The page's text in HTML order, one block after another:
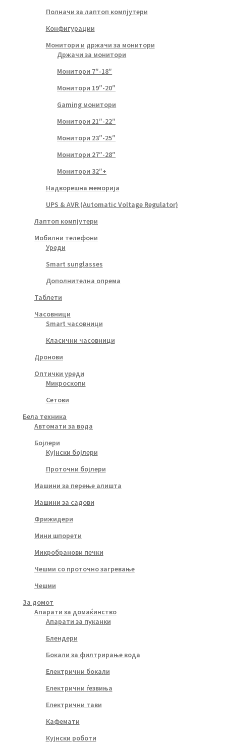
Полначи за лаптоп компјутери
Конфигурации
Монитори и држачи за монитори
Држачи за монитори
Монитори 7″-18″
Монитори 19″-20″
Gaming монитори
Монитори 21″-22″
Монитори 23″-25″
Монитори 27″-28″
Монитори 32″+
Надворешна меморија
UPS & AVR (Automatic Voltage Regulator)
Лаптоп компјутери
Мобилни телефони
Уреди
Smart sunglasses
Дополнителна опрема
Таблети
Часовници
Smart часовници
Класични часовници
Дронови
Оптички уреди
Микроскопи
Сетови
Бела техника
Автомати за вода
Бојлери
Кујнски бојлери
Проточни бојлери
Машини за перење алишта
Машини за садови
Фрижидери
Мини шпорети
Микробранови печки
Чешми со проточно загревање
Чешми
За домот
Апарати за домаќинство
Апарати за пуканки
Блендери
Бокали за филтрирање вода
Електрични бокали
Електрични ѓезвиња
Електрични тави
Кафемати
Кујнски роботи